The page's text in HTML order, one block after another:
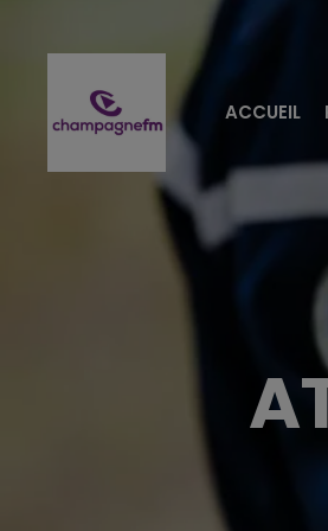
ACCUEIL